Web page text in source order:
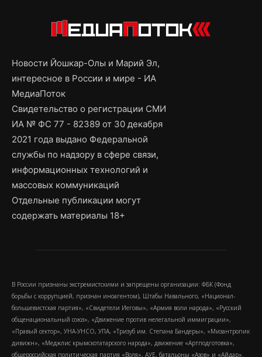
Новости Йошкар-Олы и Марий Эл,
интересное в России и мире - ИА
МедиаПоток
Свидетельство о регистрации СМИ
ИА № ФС 77 - 82389 от 30 декабря
2021 года выдано Федеральной
службы по надзору в сфере связи,
информационных технологий и
массовых коммуникаций
Отдельные публикации могут
содержать материалы 18+
В России признаны экстремистскими и запрещены организации: ФБК (Фонд
борьбы с коррупцией, признан иноагентом), Штабы Навального, «Национал-
большевистская партия», «Свидетели Иеговы», «Армия воли народа», «Русский
общенациональный союз», «Движение против нелегальной иммиграции»,
«Правый сектор», УНА-УНСО, УПА, «Тризуб им. Степана Бандеры», «Мизантропик
дивижн», «Меджлис крымскотатарского народа», движение «Артподготовка»,
общероссийская политическая партия «Воля», АУЕ, батальоны «Азов» и «Айдар».